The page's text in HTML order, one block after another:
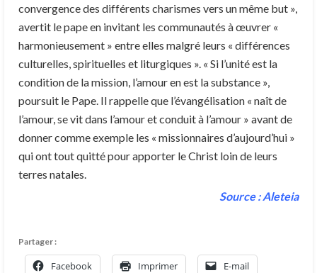
convergence des différents charismes vers un même but »,
avertit le pape en invitant les communautés à œuvrer «
harmonieusement » entre elles malgré leurs « différences
culturelles, spirituelles et liturgiques ». « Si l’unité est la
condition de la mission, l’amour en est la substance »,
poursuit le Pape. Il rappelle que l’évangélisation « naît de
l’amour, se vit dans l’amour et conduit à l’amour » avant de
donner comme exemple les « missionnaires d’aujourd’hui »
qui ont tout quitté pour apporter le Christ loin de leurs
terres natales.
Source : Aleteia
Partager :
Facebook Imprimer E-mail